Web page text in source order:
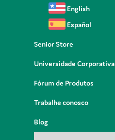
English
Español
Senior Store
Universidade Corporativa
Fórum de Produtos
Trabalhe conosco
Blog